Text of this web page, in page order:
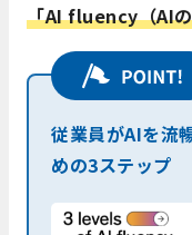
「AI fluency（AI
従業員がAIを流
めの3ステップ